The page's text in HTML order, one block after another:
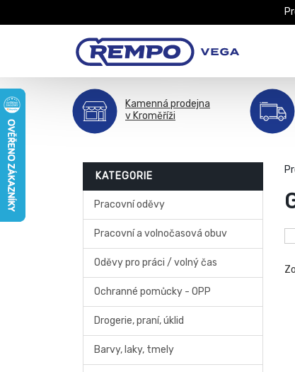
Kamenná prodejna
v Kroměříži
KATEGORIE
Pracovní oděvy
Pracovní a volnočasová obuv
Oděvy pro práci / volný čas
Ochranné pomůcky - OPP
Drogerie, praní, úklid
Barvy, laky, tmely